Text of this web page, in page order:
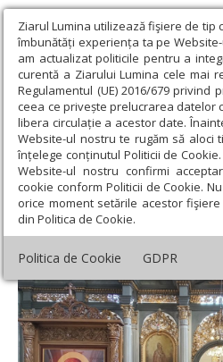
Ziarul Lumina utilizează fişiere de tip
îmbunătăți experiența ta pe
am actualizat politicile pentru a
curentă a Ziarului Lumina cele mai
Regulamentul (UE) 2016/679
ceea ce privește prelucrarea datelor
libera circulație a acestor date.
Website-ul nostru te rugăm să aloci
înțelege conținutul Politicii de
Website-ul nostru confirmi
cookie conform Politicii de Cookie.
orice moment setările acestor
din Politica de Cookie.
Politica de Cookie GDPR
Ziarul Lumina › Actualitate religioasă
făuritorii „Unirii de bază” în Ungaria
Rugăciuni pentru
în Ungaria